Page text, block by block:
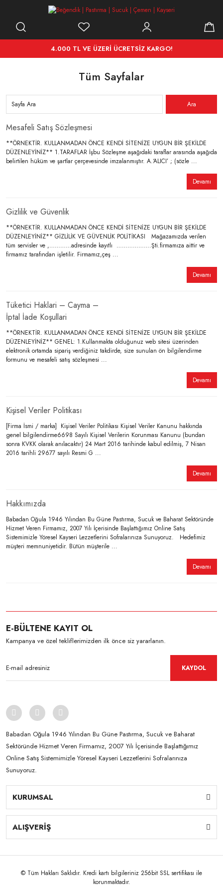
4.000 TL VE ÜZERİ ÜCRETSİZ KARGO!
Tüm Sayfalar
Mesafeli Satış Sözleşmesi
**ÖRNEKTİR. KULLANMADAN ÖNCE KENDİ SİTENİZE UYGUN BİR ŞEKİLDE
DÜZENLEYİNİZ** 1.TARAFLAR İşbu Sözleşme aşağıdaki taraflar arasında aşağıda
belirtilen hüküm ve şartlar çerçevesinde imzalanmıştır. A.‘ALICI’ ; (sözle ...
Devamı
Gizlilik ve Güvenlik
**ÖRNEKTİR. KULLANMADAN ÖNCE KENDİ SİTENİZE UYGUN BİR ŞEKİLDE
DÜZENLEYİNİZ** GİZLİLİK VE GÜVENLİK POLİTİKASI Mağazamızda verilen
tüm servisler ve ,…………adresinde kayıtlı ……………….Şti.firmamıza aittir ve
firmamız tarafından işletilir. Firmamız,çeş ...
Devamı
Tüketici Haklari – Cayma –
İptal İade Koşullari
**ÖRNEKTİR. KULLANMADAN ÖNCE KENDİ SİTENİZE UYGUN BİR ŞEKİLDE
DÜZENLEYİNİZ** GENEL: 1.Kullanmakta olduğunuz web sitesi üzerinden
elektronik ortamda sipariş verdiğiniz takdirde, size sunulan ön bilgilendirme
formunu ve mesafeli satış sözleşmesi ...
Devamı
Kişisel Veriler Politikası
[Firma İsmi / marka] Kişisel Veriler Politikası Kişisel Veriler Kanunu hakkında
genel bilgilendirme6698 Sayılı Kişisel Verilerin Korunması Kanunu (bundan
sonra KVKK olarak anılacaktır) 24 Mart 2016 tarihinde kabul edilmiş, 7 Nisan
2016 tarihli 29677 sayılı Resmi G ...
Devamı
Hakkımızda
Babadan Oğula 1946 Yılından Bu Güne Pastırma, Sucuk ve Baharat Sektöründe
Hizmet Veren Firmamız, 2007 Yılı İçerisinde Başlattığımız Online Satış
Sistemimizle Yöresel Kayseri Lezzetlerini Sofralarınıza Sunuyoruz. Hedefimiz
müşteri memnuniyetidir. Bütün müşterile ...
Devamı
E-BÜLTENE KAYIT OL
Kampanya ve özel tekliflerimizden ilk önce siz yararlanın.
KAYDOL
Babadan Oğula 1946 Yılından Bu Güne Pastırma, Sucuk ve Baharat
Sektöründe Hizmet Veren Firmamız, 2007 Yılı İçerisinde Başlattığımız
Online Satış Sistemimizle Yöresel Kayseri Lezzetlerini Sofralarınıza
Sunuyoruz.
KURUMSAL
ALIŞVERİŞ
© Tüm Hakları Saklıdır. Kredi kartı bilgileriniz 256bit SSL sertifikası ile
korunmaktadır.